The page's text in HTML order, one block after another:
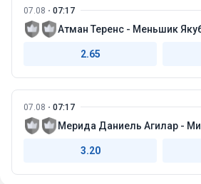
07.08 07:17
Атман Теренс - Меньшик
2.65
07.08 07:17
Мерида Даниель Агилар -
3.20